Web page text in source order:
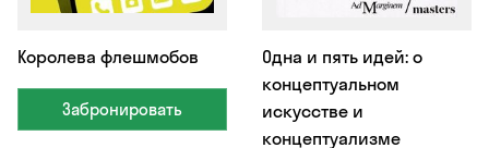
Королева флешмобов
Забронировать
Одна и пять идей: о
концептуальном
искусстве и
концептуализме